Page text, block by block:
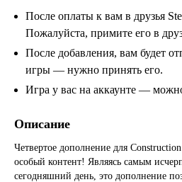
После оплаты к вам в друзья
Пожалуйста, примите его в
После добавления, вам будет
игры — нужно принять его.
Игра у вас на аккаунте —
Описание
Четвертое дополнение для
особый контент! Являясь самым
сегодняшний день, это дополнение